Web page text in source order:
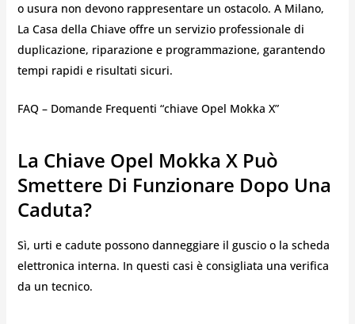
o usura non devono rappresentare un ostacolo. A Milano,
La Casa della Chiave offre un servizio professionale di
duplicazione, riparazione e programmazione, garantendo
tempi rapidi e risultati sicuri.
FAQ – Domande Frequenti “chiave Opel Mokka X”
La Chiave Opel Mokka X Può
Smettere Di Funzionare Dopo Una
Caduta?
Sì, urti e cadute possono danneggiare il guscio o la scheda
elettronica interna. In questi casi è consigliata una verifica
da un tecnico.